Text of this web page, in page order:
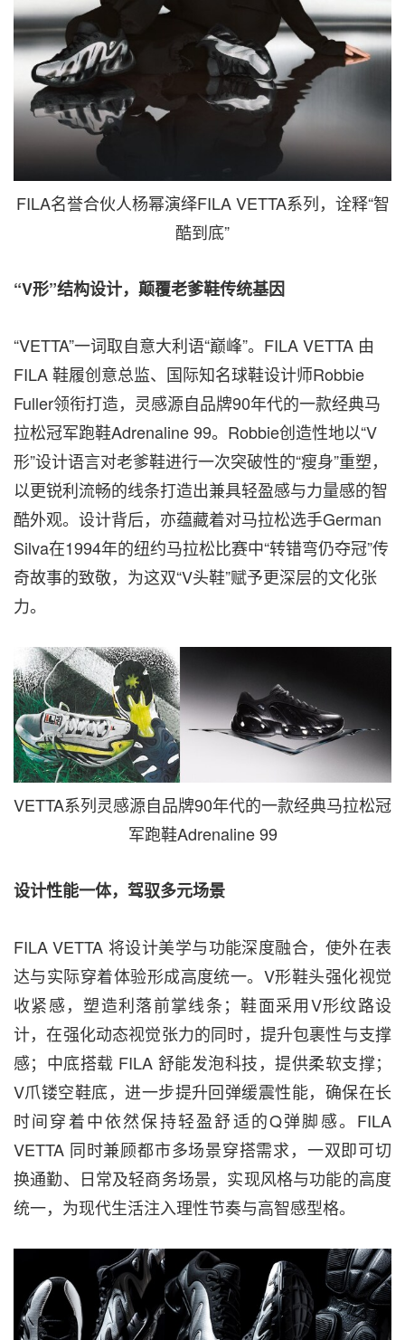
FILA名誉合伙人杨幂演绎FILA VETTA系列，诠释“智
酷到底”
“V形”结构设计，颠覆老爹鞋传统基因
“VETTA”一词取自意大利语“巅峰”。FILA VETTA 由
FILA 鞋履创意总监、国际知名球鞋设计师Robbie
Fuller领衔打造，灵感源自品牌90年代的一款经典马
拉松冠军跑鞋Adrenaline 99。Robbie创造性地以“V
形”设计语言对老爹鞋进行一次突破性的“瘦身”重塑，
以更锐利流畅的线条打造出兼具轻盈感与力量感的智
酷外观。设计背后，亦蕴藏着对马拉松选手German
Silva在1994年的纽约马拉松比赛中“转错弯仍夺冠”传
奇故事的致敬，为这双“V头鞋”赋予更深层的文化张
力。
VETTA系列灵感源自品牌90年代的一款经典马拉松冠
军跑鞋Adrenaline 99
设计性能一体， 驾驭多元场景
FILA VETTA 将设计美学与功能深度融合，使外在表
达与实际穿着体验形成高度统一。V形鞋头强化视觉
收紧感，塑造利落前掌线条；鞋面采用V形纹路设
计，在强化动态视觉张力的同时，提升包裹性与支撑
感；中底搭载 FILA 舒能发泡科技，提供柔软支撑；
V爪镂空鞋底，进一步提升回弹缓震性能，确保在长
时间穿着中依然保持轻盈舒适的Q弹脚感。FILA
VETTA 同时兼顾都市多场景穿搭需求，一双即可切
换通勤、日常及轻商务场景，实现风格与功能的高度
统一，为现代生活注入理性节奏与高智感型格。